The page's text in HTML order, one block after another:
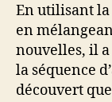
En utilisant
en
nouvelles, il
la séquence
découvert